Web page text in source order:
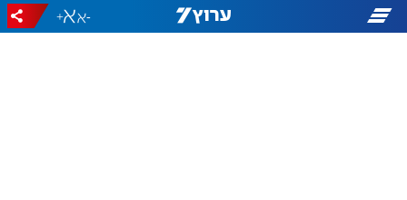
-
+